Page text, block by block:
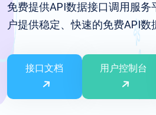
免费提供API数据接口调用服务
户提供稳定、快速的免费API数
接口文档 用户控制台